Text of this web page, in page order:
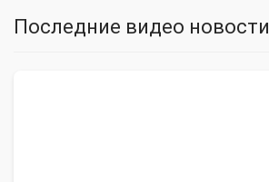
Последние видео новости